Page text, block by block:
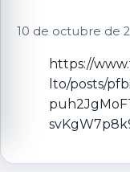
10 de octubre de
https://
lto/posts/